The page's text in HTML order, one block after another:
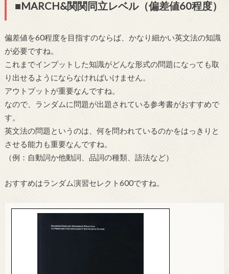
■MARCH&関関同立レベル（偏差値60程度）
偏差値を60程度を目指すのならば、かなり細かい英文法の知識
が必要ですね。
これまでインプットした知識がどんな形式の問題になっても取
り出せるようにならなければいけません。
アウトプットが重要なんですね。
なので、ランダムに問題が出題されている参考書がおすすめで
す。
英文法の問題というのは、何を問われているのかをはっきりと
させる能力も重要なんですね。
（例：自動詞か他動詞、品詞の種類、語法など）
おすすめはランダム演習セレクト600ですね。